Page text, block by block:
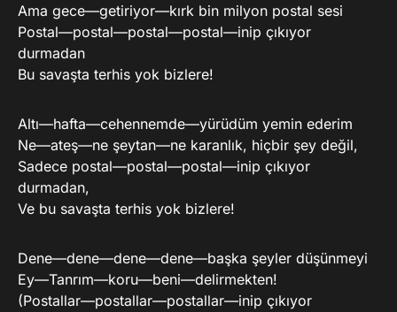
Ama gece—getiriyor—kırk bin milyon postal sesi
Postal—postal—postal—postal—inip çıkıyor
durmadan
Bu savaşta terhis yok bizlere!
Altı—hafta—cehennemde—yürüdüm yemin ederim
Ne—ateş—ne şeytan—ne karanlık, hiçbir şey değil,
Sadece postal—postal—postal—inip çıkıyor
durmadan,
Ve bu savaşta terhis yok bizlere!
Dene—dene—dene—dene—başka şeyler düşünmeyi
Ey—Tanrım—koru—beni—delirmekten!
(Postallar—postallar—postallar—inip çıkıyor